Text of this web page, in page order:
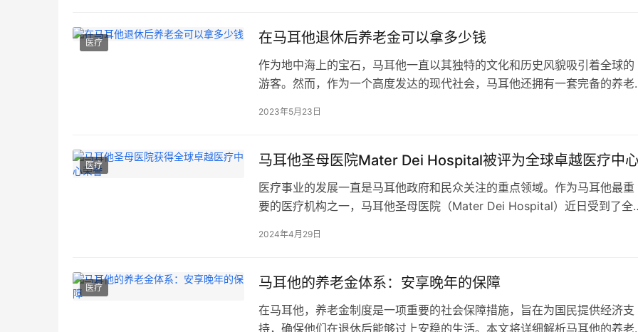
医疗 在马耳他退休后养老金可以拿多少钱
作为地中海上的宝石，马耳他一直以其独特的文化和历史风貌吸引着全球的
游客。然而，作为一个高度发达的现代社会，马耳他还拥有一套完备的养老
的退休生活。本文将对马耳他的养老金制度进行深入剖析，为您解答在马耳
职工人和雇主都需要缴纳社会保…
2023年5月23日
医疗 马耳他圣母医院Mater Dei Hospital被评为全球卓越医疗中
医疗事业的发展一直是马耳他政府和民众关注的重点领域。作为马耳他最重
要的医疗机构之一，马耳他圣母医院（Mater Dei Hospital）近日受到了全
其在“iVAC 2L”心脏支持技术方面的卓越成就，获得了全球心血管技术领导者
2024年4月29日
医疗 马耳他的养老金体系：安享晚年的保障
在马耳他，养老金制度是一项重要的社会保障措施，旨在为国民提供经济支
持，确保他们在退休后能够过上安稳的生活。本文将详细解析马耳他的养老